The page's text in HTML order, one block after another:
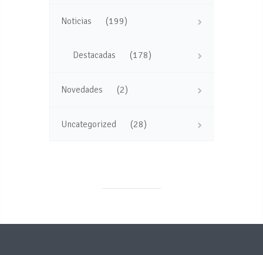
Noticias (199)
Destacadas (178)
Novedades (2)
Uncategorized (28)